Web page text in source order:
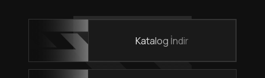
Katalog İndir